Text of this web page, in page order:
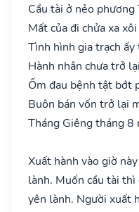
Cầu tài ở nẻo phương
Mất của đi chửa xa xôi
Tình hình gia trạch
Hành nhân chưa trở
Ốm đau bệnh tật bớt
Buôn bán vốn trở lại
Tháng Giêng tháng 8
Xuất hành vào giờ
lành. Muốn cầu tài thì
yên lành. Người xuất